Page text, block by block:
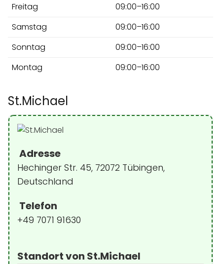
Freitag
09:00–16:00
Samstag
09:00–16:00
Sonntag
09:00–16:00
Montag
09:00–16:00
St.Michael
Adresse
Hechinger Str. 45, 72072 Tübingen,
Deutschland
Telefon
+49 7071 91630
Standort von St.Michael